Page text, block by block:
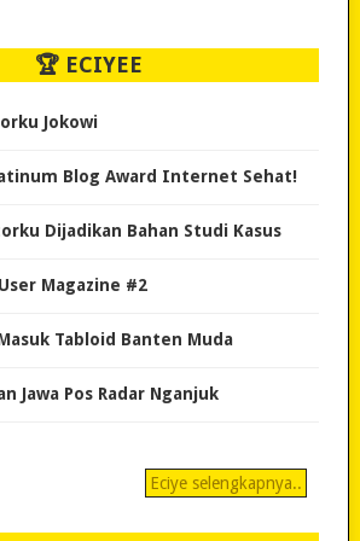
🏆 ECIYEE
Jokowi
Blog Award Internet Sehat!
Dijadikan Bahan Studi Kasus
Magazine #2
Tabloid Banten Muda
Jawa Pos Radar Nganjuk
Eciye selengkapnya..